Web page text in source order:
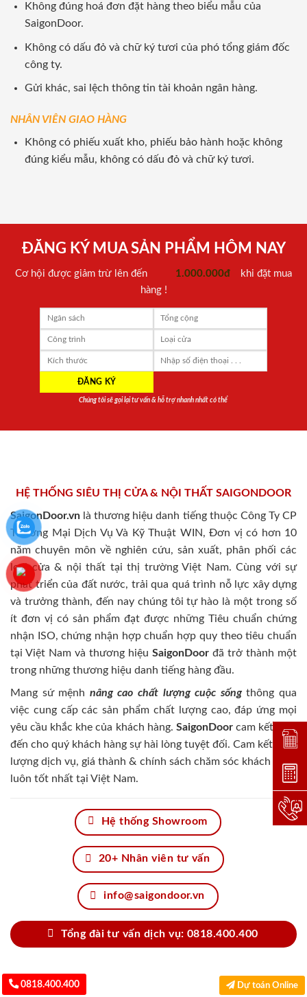
Không đúng hoá đơn đặt hàng theo biểu mẫu của
SaigonDoor.
Không có dấu đỏ và chữ ký tươi của phó tổng giám đốc
công ty.
Gửi khác, sai lệch thông tin tài khoản ngân hàng.
NHÂN VIÊN GIAO HÀNG
Không có phiếu xuất kho, phiếu bảo hành hoặc không
đúng kiểu mẫu, không có dấu đỏ và chữ ký tươi.
ĐĂNG KÝ MUA SẢN PHẨM HÔM NAY
Cơ hội được giảm trừ lên đến 1.000.000đ
khi đặt mua
hàng !
Chúng tôi sẽ gọi lại tư vấn & hỗ trợ nhanh nhất có thể
HỆ THỐNG SIÊU THỊ CỬA & NỘI THẤT SAIGONDOOR
SaigonDoor.vn là thương hiệu danh tiếng thuộc Công Ty CP
Thương Mại Dịch Vụ Và Kỹ Thuật WIN, Đơn vị có hơn 10
năm chuyên môn về nghiên cứu, sản xuất, phân phối các
loại cửa & nội thất tại thị trường Việt Nam. Cùng với sự
phát triển của đất nước, trải qua quá trình nỗ lực xây dựng
và trưởng thành, đến nay chúng tôi tự hào là một trong số
ít đơn vị có sản phẩm đạt được những Tiêu chuẩn chứng
nhận ISO, chứng nhận hợp chuẩn hợp quy theo tiêu chuẩn
tại Việt Nam và thương hiệu SaigonDoor đã trở thành một
trong những thương hiệu danh tiếng hàng đầu.
Mang sứ mệnh nâng cao chất lượng cuộc sốngthông qua
việc cung cấp các sản phẩm chất lượng cao, đáp ứng mọi
yêu cầu khắc khe của khách hàng. SaigonDoorcam kết đem
đến cho quý khách hàng sự hài lòng tuyệt đối. Cam kết chất
lượng dịch vụ, giá thành & chính sách chăm sóc khách hàng
luôn tốt nhất tại Việt Nam.
Hệ thống Showroom
20+ Nhân viên tư vấn
info@saigondoor.vn
Tổng đài tư vấn dịch vụ: 0818.400.400
0818.400.400 Dự toán Online
Đặt
Dự